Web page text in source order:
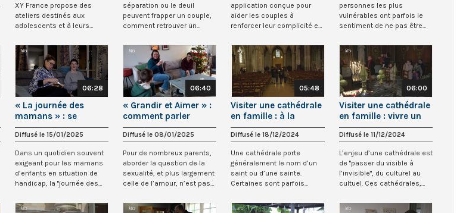
XY France propose des
ateliers destinés aux
adolescents et à leurs
séparation ou le deuil
peuvent frapper un couple,
comment retrouver un
application conçue pour
aider les couples à
renforcer leur complicité et
personnes les plus
vulnérables ont parfois le
sentiment de ne pas être
06:28
« La journée des
mamans » : se
ressourcer face au
handicap de son
enfant
Diffusé le 15/01/2025
Dans un quotidien souvent
exigeant pour les mamans
d’enfants en situation de
handicap, la "journée des
06:40
« Grandir et Aimer » :
comment parler
d’amour et de
sexualité aux enfants
Diffusé le 08/01/2025
Pour de nombreux parents,
aborder la question de la
sexualité, et plus largement
celle de l’amour, n’est pas
05:48
Visiter une cathédrale
en famille : à la
rencontre d’un saint
(3/3)
Diffusé le 18/12/2024
Une cathédrale porte
généralement le nom d’un
saint ou d’une sainte.
Certaines sont parfois
06:00
Visiter une cathédrale
en famille : vivre un
moment spirituel
(2/3)
Diffusé le 11/12/2024
L’enjeu d’une cathédrale est
de "passer du visible à
l’invisible", du culturel au
cultuel. Ces cathédrales,